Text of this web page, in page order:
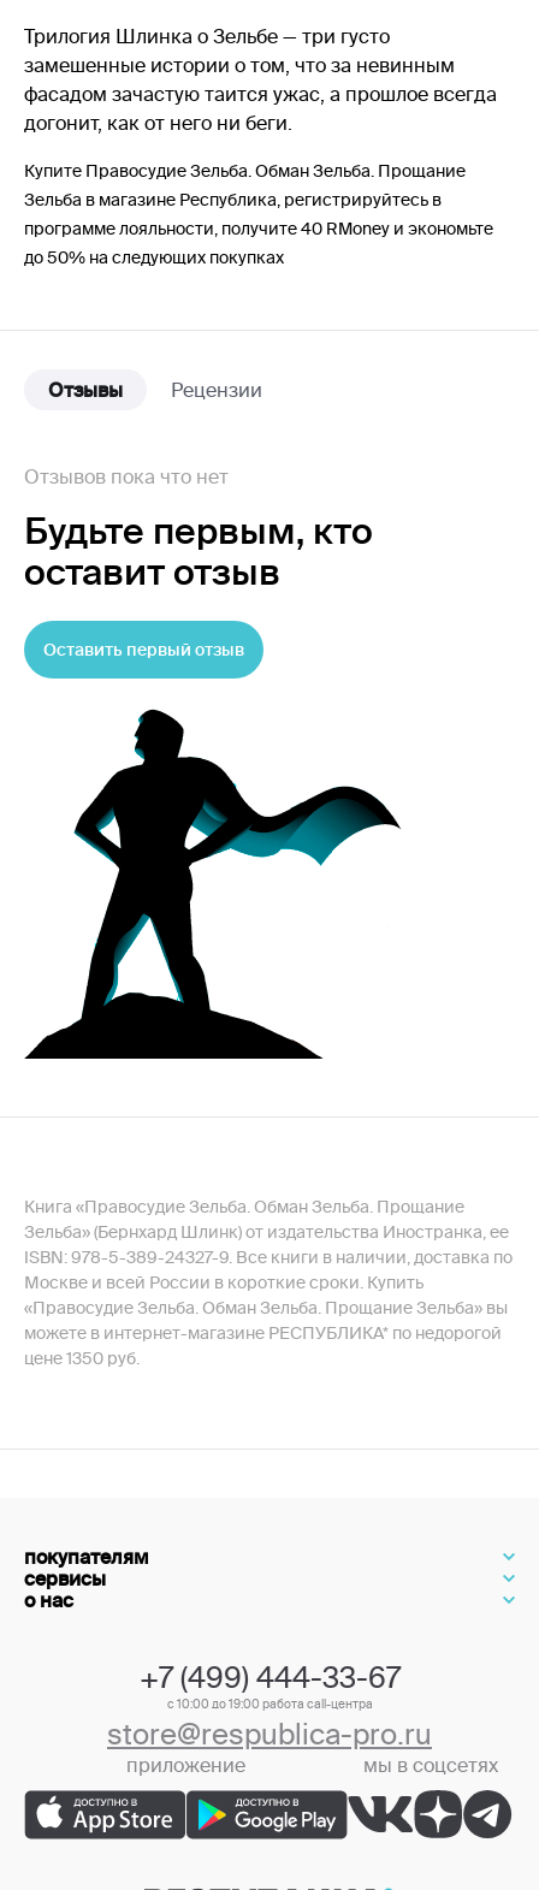
Трилогия Шлинка о Зельбе — три густо
замешенные истории о том, что за невинным
фасадом зачастую таится ужас, а прошлое всегда
догонит, как от него ни беги.
Купите Правосудие Зельба. Обман Зельба. Прощание
Зельба в магазине Республика, регистрируйтесь в
программе лояльности, получите 40 RMoney и экономьте
до 50% на следующих покупках
Отзывы Рецензии
Отзывов пока что нет
Будьте первым, кто
оставит отзыв
Оставить первый отзыв
Книга «Правосудие Зельба. Обман Зельба. Прощание
Зельба» (Бернхард Шлинк) от издательства Иностранка, ее
ISBN: 978-5-389-24327-9. Все книги в наличии, доставка по
Москве и всей России в короткие сроки. Купить
«Правосудие Зельба. Обман Зельба. Прощание Зельба» вы
можете в интернет-магазине РЕСПУБЛИКА* по недорогой
цене 1350 руб.
покупателям
сервисы
о нас
+7 (499) 444-33-67
с 10:00 до 19:00 работа call-центра
store@respublica-pro.ru
приложение мы в соцсетях